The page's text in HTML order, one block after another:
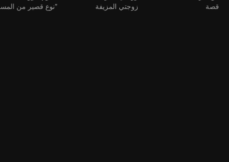
قصة
زوجتي المزيفة